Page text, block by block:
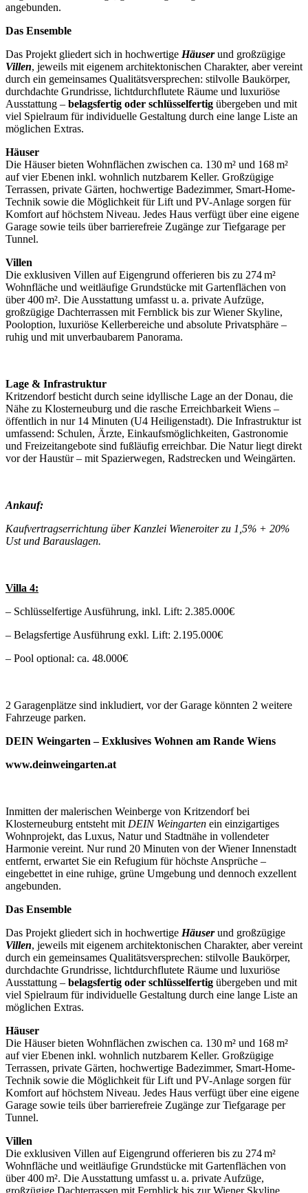
angebunden.
Das Ensemble
Das Projekt gliedert sich in hochwertige Häuser und großzügige
Villen, jeweils mit eigenem architektonischen Charakter, aber vereint
durch ein gemeinsames Qualitätsversprechen: stilvolle Baukörper,
durchdachte Grundrisse, lichtdurchflutete Räume und luxuriöse
Ausstattung – belagsfertig oder schlüsselfertig übergeben und mit
viel Spielraum für individuelle Gestaltung durch eine lange Liste an
möglichen Extras.
Häuser
Die Häuser bieten Wohnflächen zwischen ca. 130 m² und 168 m²
auf vier Ebenen inkl. wohnlich nutzbarem Keller. Großzügige
Terrassen, private Gärten, hochwertige Badezimmer, Smart-Home-
Technik sowie die Möglichkeit für Lift und PV-Anlage sorgen für
Komfort auf höchstem Niveau. Jedes Haus verfügt über eine eigene
Garage sowie teils über barrierefreie Zugänge zur Tiefgarage per
Tunnel.
Villen
Die exklusiven Villen auf Eigengrund offerieren bis zu 274 m²
Wohnfläche und weitläufige Grundstücke mit Gartenflächen von
über 400 m². Die Ausstattung umfasst u. a. private Aufzüge,
großzügige Dachterrassen mit Fernblick bis zur Wiener Skyline,
Pooloption, luxuriöse Kellerbereiche und absolute Privatsphäre –
ruhig und mit unverbaubarem Panorama.
Lage & Infrastruktur
Kritzendorf besticht durch seine idyllische Lage an der Donau, die
Nähe zu Klosterneuburg und die rasche Erreichbarkeit Wiens –
öffentlich in nur 14 Minuten (U4 Heiligenstadt). Die Infrastruktur ist
umfassend: Schulen, Ärzte, Einkaufsmöglichkeiten, Gastronomie
und Freizeitangebote sind fußläufig erreichbar. Die Natur liegt direkt
vor der Haustür – mit Spazierwegen, Radstrecken und Weingärten.
Ankauf:
Kaufvertragserrichtung über Kanzlei Wieneroiter zu 1,5% + 20%
Ust und Barauslagen.
Villa 4:
– Schlüsselfertige Ausführung, inkl. Lift: 2.385.000€
– Belagsfertige Ausführung exkl. Lift: 2.195.000€
– Pool optional: ca. 48.000€
2 Garagenplätze sind inkludiert, vor der Garage könnten 2 weitere
Fahrzeuge parken.
DEIN Weingarten – Exklusives Wohnen am Rande Wiens
www.deinweingarten.at
Inmitten der malerischen Weinberge von Kritzendorf bei
Klosterneuburg entsteht mit DEIN Weingarten ein einzigartiges
Wohnprojekt, das Luxus, Natur und Stadtnähe in vollendeter
Harmonie vereint. Nur rund 20 Minuten von der Wiener Innenstadt
entfernt, erwartet Sie ein Refugium für höchste Ansprüche –
eingebettet in eine ruhige, grüne Umgebung und dennoch exzellent
angebunden.
Das Ensemble
Das Projekt gliedert sich in hochwertige Häuser und großzügige
Villen, jeweils mit eigenem architektonischen Charakter, aber vereint
durch ein gemeinsames Qualitätsversprechen: stilvolle Baukörper,
durchdachte Grundrisse, lichtdurchflutete Räume und luxuriöse
Ausstattung – belagsfertig oder schlüsselfertig übergeben und mit
viel Spielraum für individuelle Gestaltung durch eine lange Liste an
möglichen Extras.
Häuser
Die Häuser bieten Wohnflächen zwischen ca. 130 m² und 168 m²
auf vier Ebenen inkl. wohnlich nutzbarem Keller. Großzügige
Terrassen, private Gärten, hochwertige Badezimmer, Smart-Home-
Technik sowie die Möglichkeit für Lift und PV-Anlage sorgen für
Komfort auf höchstem Niveau. Jedes Haus verfügt über eine eigene
Garage sowie teils über barrierefreie Zugänge zur Tiefgarage per
Tunnel.
Villen
Die exklusiven Villen auf Eigengrund offerieren bis zu 274 m²
Wohnfläche und weitläufige Grundstücke mit Gartenflächen von
über 400 m². Die Ausstattung umfasst u. a. private Aufzüge,
großzügige Dachterrassen mit Fernblick bis zur Wiener Skyline,